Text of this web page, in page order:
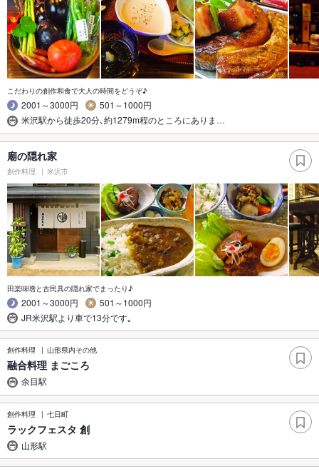
こだわりの創作和食で大人の時間をどうぞ♪
2001～3000円
501～1000円
米沢駅から徒歩20分､約1279m程のところにありま…
廟の隠れ家
創作料理 米沢市
田楽味噌と古民具の隠れ家でまったり♪
2001～3000円
501～1000円
JR米沢駅より車で13分です｡
創作料理 山形県内その他
融合料理 まごころ
余目駅
創作料理 七日町
ラックフェスタ 創
山形駅